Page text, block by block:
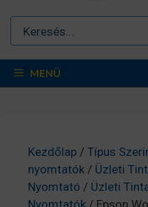
MENÜ
Kezdőlap / Típus
nyomtatók / Üzleti
Nyomtató / Üzleti
Nyomtatók / Epson